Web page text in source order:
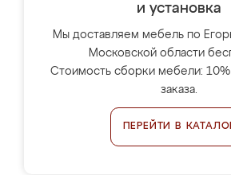
и установка
Мы доставляем мебель по
Московской области
Стоимость сборки мебели:
заказа.
ПЕРЕЙТИ В